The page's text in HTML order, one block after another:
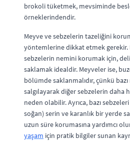
brokoli tüketmek, mevsiminde
örneklerindendir.
Meyve ve sebzelerin tazeliğini
yöntemlerine dikkat etmek gerekir.
sebzelerin nemini korumak için,
saklamak idealdir. Meyveler ise,
bölümde saklanmalıdır, çünkü
salgılayarak diğer sebzelerin daha
neden olabilir. Ayrıca, bazı
soğan) serin ve karanlık bir yerde
uzun süre korumasına yardımcı
yaşam için pratik bilgiler sunan